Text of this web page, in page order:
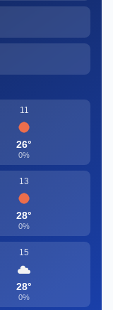
11
26°
0%
13
28°
0%
15
28°
0%